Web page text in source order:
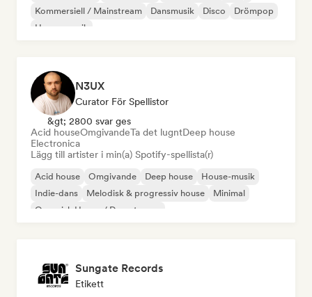
Kommersiell / Mainstream
Dansmusik Disco
Drömpop
House-musik
N3UX
Curator För Spellistor
&gt; 2800 svar ges
Acid houseOmgivandeTa det lugntDeep house
Electronica
Lägg till artister i min(a) Spotify-spellista(r)
Acid house Omgivande Deep house
House-musik
Indie-dans
Melodisk & progressiv house
Minimal
Organisk House / Downtempo
Sungate Records
Etikett